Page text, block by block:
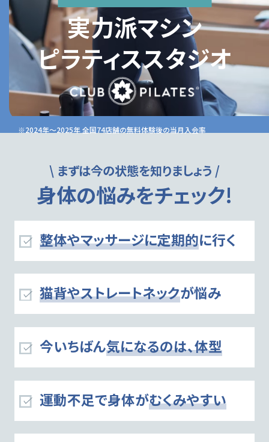
実力派マシン
ピラティススタジオ
※2024年〜2025年 全国74店舗の無料体験後の当月入会率
\ まずは今の状態を知りましょう /
身体の悩みをチェック!
整体やマッサージに定期的に行く
猫背やストレートネックが悩み
今いちばん気になるのは、体型
運動不足で身体がむくみやすい